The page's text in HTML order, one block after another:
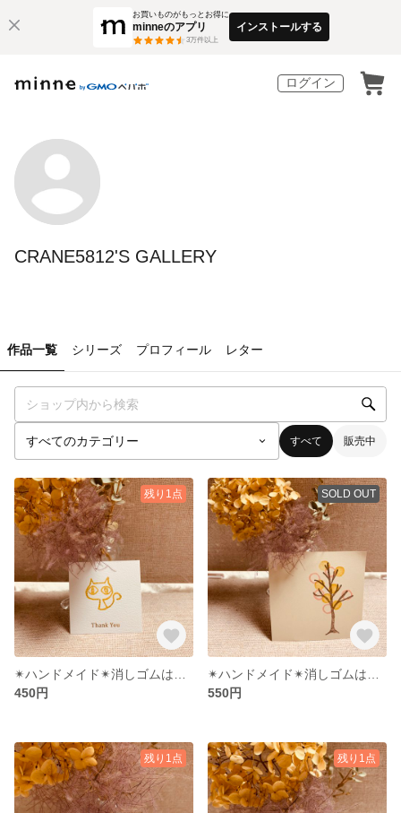
お買いものがもっとお得に
minneのアプリ
3万件以上
インストールする
ログイン
CRANE5812'S GALLERY
作品一覧 シリーズ プロフィール レター
すべて 販売中
残り1点
450円
SOLD OUT
550円
残り1点 残り1点